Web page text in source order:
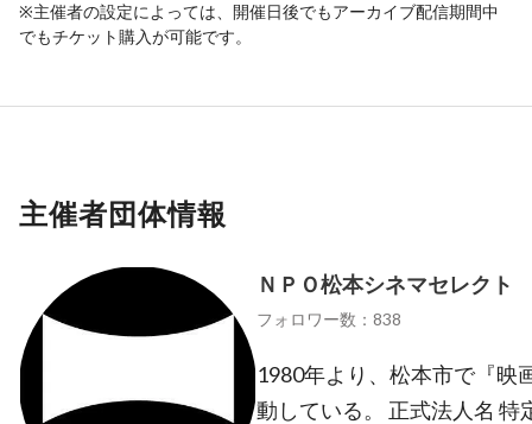
※主催者の設定によっては、開催日後でもアーカイブ配信期間中
でもチケット購入が可能です。
主催者団体情報
ＮＰＯ松本シネマセレクト
フォロワー数：838
1980年より、松本市で『映
動している。 正式法人名